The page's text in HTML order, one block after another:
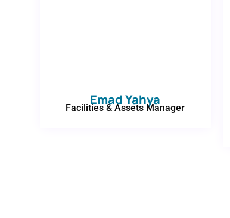
Emad Yahya
Facilities & Assets Manager